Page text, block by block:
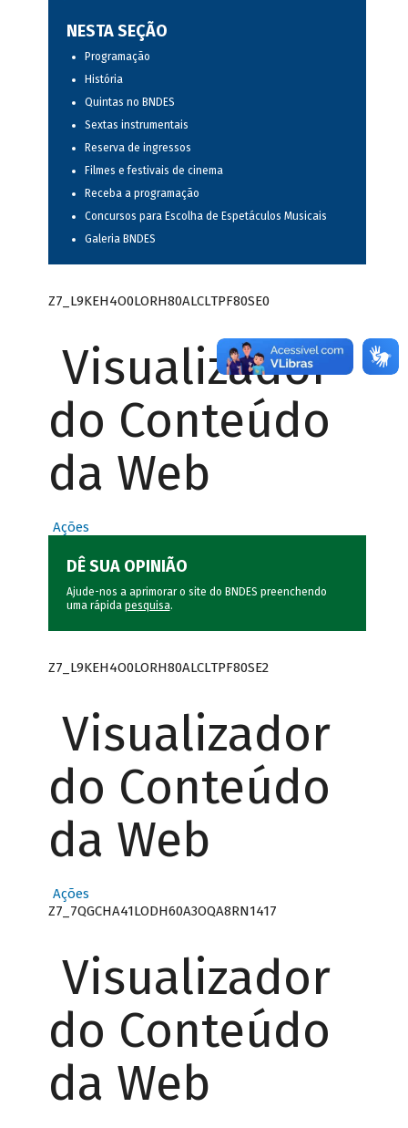
NESTA SEÇÃO
Programação
História
Quintas no BNDES
Sextas instrumentais
Reserva de ingressos
Filmes e festivais de cinema
Receba a programação
Concursos para Escolha de Espetáculos Musicais
Galeria BNDES
Z7_L9KEH4O0LORH80ALCLTPF80SE0
Visualizador
do Conteúdo
da Web
Ações
DÊ SUA OPINIÃO
Ajude-nos a aprimorar o site do BNDES preenchendo
uma rápida pesquisa.
Z7_L9KEH4O0LORH80ALCLTPF80SE2
Visualizador
do Conteúdo
da Web
Ações
Z7_7QGCHA41LODH60A3OQA8RN1417
Visualizador
do Conteúdo
da Web